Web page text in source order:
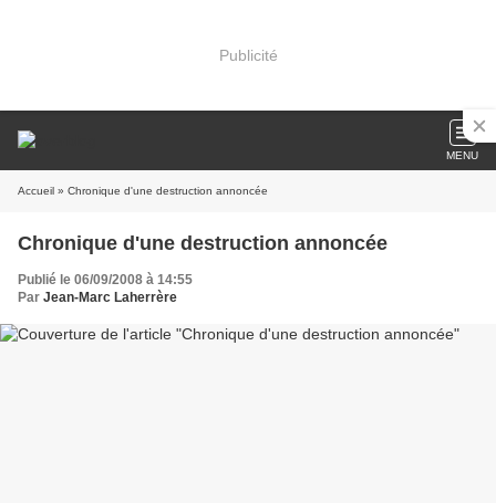
Publicité
MENU
Accueil » Chronique d'une destruction annoncée
Chronique d'une destruction annoncée
Publié le 06/09/2008 à 14:55
Par Jean-Marc Laherrère